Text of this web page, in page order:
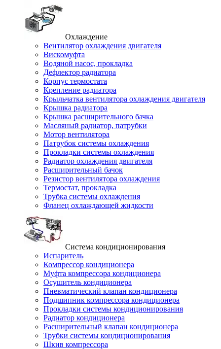
Охлаждение
Вентилятор охлаждения двигателя
Вискомуфта
Водяной насос, прокладка
Дефлектор радиатора
Корпус термостата
Крепление радиатора
Крыльчатка вентилятора охлаждения двигателя
Крышка радиатора
Крышка расширительного бачка
Масляный радиатор, патрубки
Мотор вентилятора
Патрубок системы охлаждения
Прокладки системы охлаждения
Радиатор охлаждения двигателя
Расширительный бачок
Резистор вентилятора охлаждения
Термостат, прокладка
Трубка системы охлаждения
Фланец охлаждающей жидкости
Система кондиционирования
Испаритель
Компрессор кондиционера
Муфта компрессора кондиционера
Осушитель кондиционера
Пневматический клапан кондиционера
Подшипник компрессора кондиционера
Прокладки системы кондиционирования
Радиатор кондиционера
Расширительный клапан кондиционера
Трубки системы кондиционирования
Шкив компрессора